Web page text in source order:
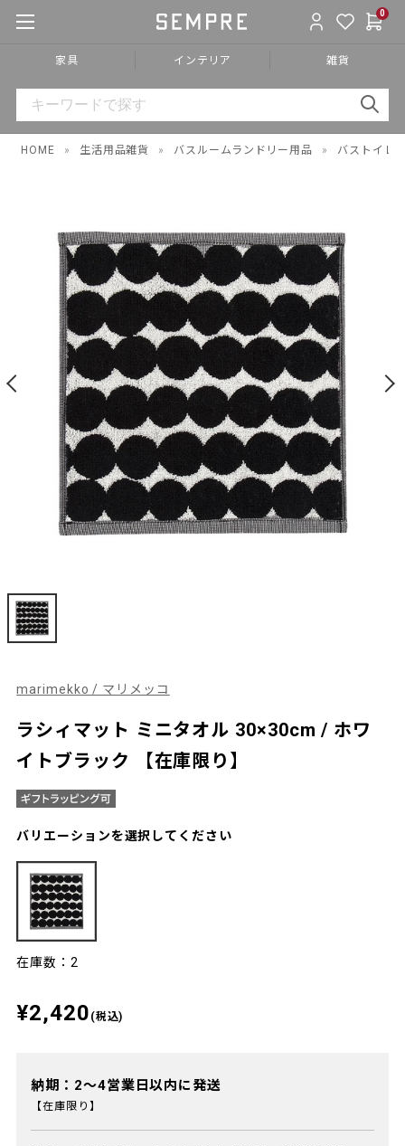
0
家具 インテリア 雑貨
HOME » 生活用品雑貨 » バスルームランドリー用品 » バストイレ
marimekko / マリメッコ
ラシィマット ミニタオル 30×30cm / ホワ
イトブラック 【在庫限り】
バリエーションを選択してください
在庫数：2
¥2,420 (税込)
納期：2～4営業日以内に発送
【在庫限り】